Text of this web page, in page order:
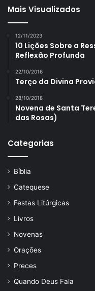
Mais Visualizados
12/11/2023
10 Lições Sobre a
Reflexão Profunda
22/10/2016
Terço da Divina
28/10/2018
Novena de Santa
das Rosas)
Categorias
Bíblia
Catequese
Festas Litúrgicas
Livros
Novenas
Orações
Preces
Quando Deus Fala